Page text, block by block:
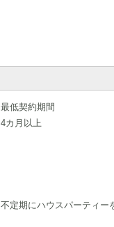
最低契約期間
4カ月以上
不定期にハウスパーティー